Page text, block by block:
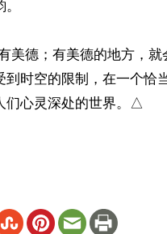
美德；有美德的地方，
到时空的限制，在一个恰
们心灵深处的世界。△